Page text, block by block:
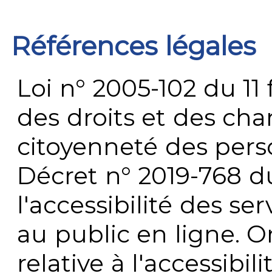
Références légales
Loi n° 2005-102 du
des droits et des
citoyenneté des
Décret n° 2019-768
l'accessibilité des
au public en ligne.
relative à